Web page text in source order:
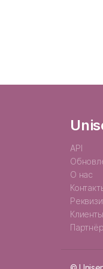
API
О нас
Клиенты